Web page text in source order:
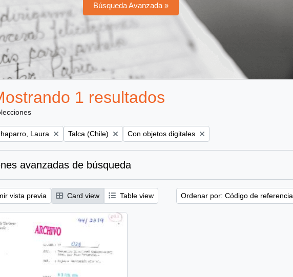
Búsqueda Avanzada »
1 resultados
Laura Remove filter:
Talca (Chile) Remove filter:
Con objetos digitales
avanzadas de búsqueda
vista previa Card view Table view Ordenar por: Código de referencia